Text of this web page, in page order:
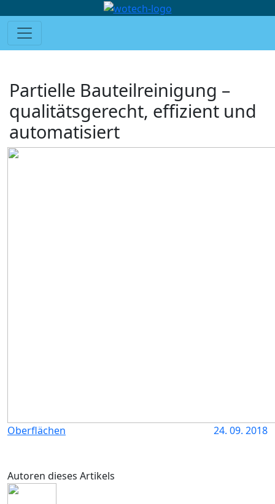
Partielle Bauteilreinigung –
qualitätsgerecht, effizient und
automatisiert
Oberflächen 24. 09. 2018
Autoren dieses Artikels